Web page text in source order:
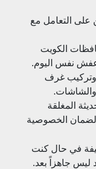
على التعامل مع
الكويت
عفش نفس اليوم.
غرف
والشاشات.
المغلقة
الخصوصية
في حال كنت
ليس جاهزاً بعد.